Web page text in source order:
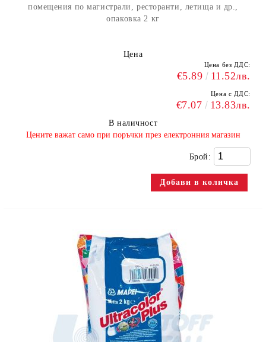
помещения по магистрали, ресторанти, летища и др.,
опаковка 2 кг
Цена
Цена без ДДС:
€5.89 11.52лв.
Цена с ДДС:
€7.07 13.83лв.
В наличност
​Цените важат само при поръчки през електронния магазин
Брой: